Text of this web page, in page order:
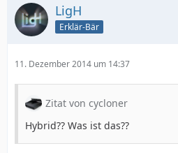
LigH
Erklär-Bär
11. Dezember 2014 um 14:37
Zitat von cycloner
Hybrid?? Was ist das??